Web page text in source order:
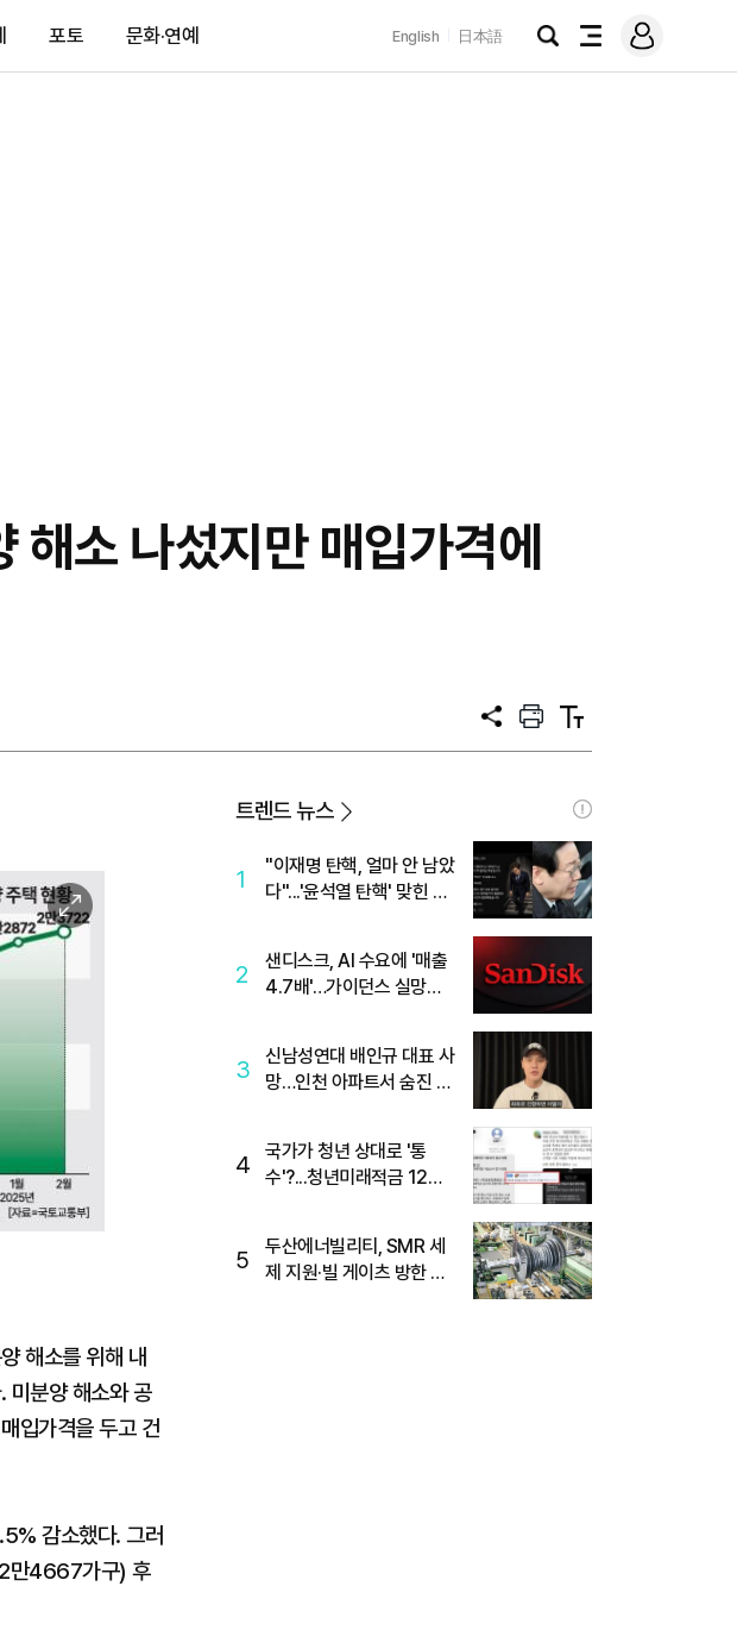
포토 문화·연예 English 日本語
검
전
메
그
소 나섰지만 매입가격에
공
프
트
텍
트
이
미
대
해소를 위해 내
미분양 해소와 공
입가격을 두고 건
감소했다. 그러
만4667가구) 후
트렌드 뉴스
1
"이재명 탄핵, 얼마 안 남았
다"...'윤석열 탄핵' 맞힌 무
2
샌디스크, AI 수요에 '매출
4.7배'…가이던스 실망에
3
신남성연대 배인규 대표 사
망…인천 아파트서 숨진 채
4
국가가 청년 상대로 '통
수'?...청년미래적금 12%
5
두산에너빌리티, SMR 세
제 지원·빌 게이츠 방한 기